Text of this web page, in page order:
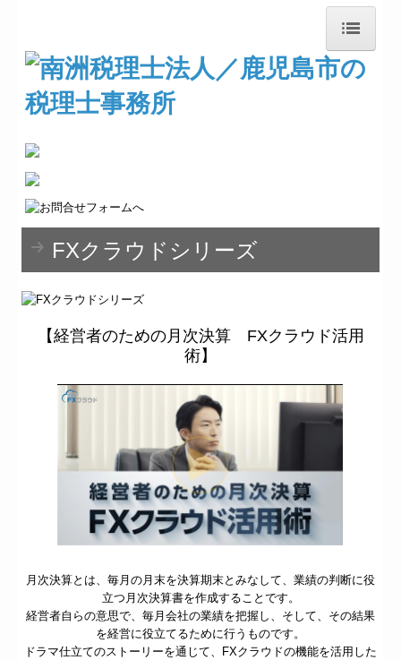
トップページ
業務案内
料金について
『東雲』通信
創業・経営革新
創業の夢をお手伝いします
TKCシステムのご紹介
職員インタビュー
セミナー ご案内
FXクラウドシリーズ
【経営者のための月次決算 FXクラウド活用
術】
月次決算とは、毎月の月末を決算期末とみなして、業績の判断に役
立つ月次決算書を作成することです。
経営者自らの意思で、毎月会社の業績を把握し、そして、その結果
を経営に役立てるために行うものです。
ドラマ仕立てのストーリーを通じて、FXクラウドの機能を活用した